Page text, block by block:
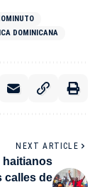
DOMINICANA
NEXT ARTICLE
haitianos
calles de